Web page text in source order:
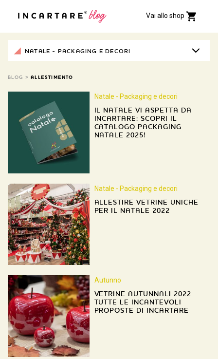
Vai allo shop
NATALE - PACKAGING E DECORI
BLOG > ALLESTIMENTO
Natale - Packaging e decori
IL NATALE VI ASPETTA DA
INCARTARE: SCOPRI IL
CATALOGO PACKAGING
NATALE 2025!
Natale - Packaging e decori
ALLESTIRE VETRINE UNICHE
PER IL NATALE 2022
Autunno
VETRINE AUTUNNALI 2022
TUTTE LE INCANTEVOLI
PROPOSTE DI INCARTARE